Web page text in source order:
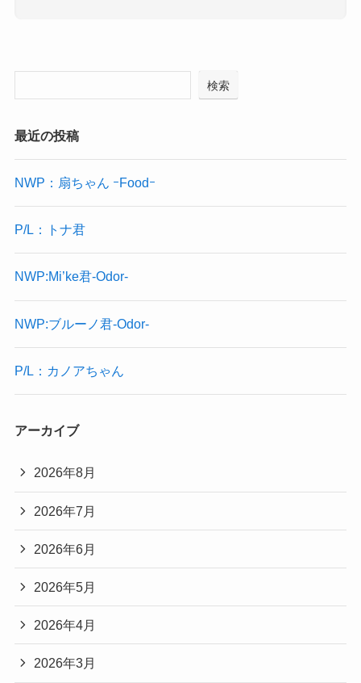
検索
最近の投稿
NWP：扇ちゃん ｰFoodｰ
P/L：トナ君
NWP:Mi’ke君-Odor-
NWP:ブルーノ君-Odor-
P/L：カノアちゃん
アーカイブ
2026年8月
2026年7月
2026年6月
2026年5月
2026年4月
2026年3月